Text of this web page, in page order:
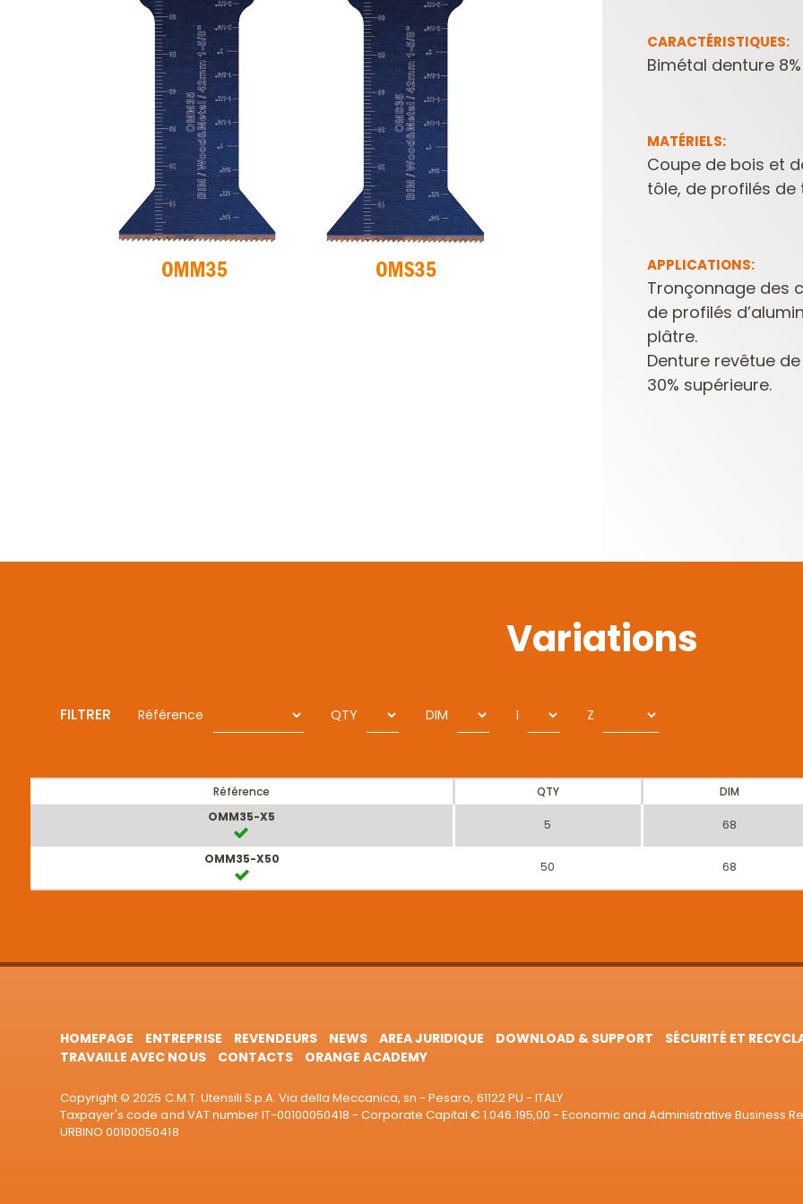
LAMES CIRCULAIRES
CMT CONTRACTOR
TOOLS® - ITK PLUS®
LAMES DE SCIES
PLAQUETTES
RÉVERSIBLES ET
PORTE-OUTILS
COFFRETS DE
CARACTÉRISTIQUES:
Bimétal denture
MATÉRIELS:
Coupe de bois et
tôle, de profilés de
APPLICATIONS:
Tronçonnage des
de profilés
plâtre.
Denture revêtue
30% supérieure.
Variations
FILTRER Référence QTY DIM I Z
Référence QTY
DIM
OMM35-X5
5 68
OMM35-X50
50 68
HOMEPAGE ENTREPRISE REVENDEURS NEWS AREA JURIDIQUE DOWNLOAD & SUPPORT
SÉCURITÉ ET
TRAVAILLE AVEC NOUS
CONTACTS ORANGE ACADEMY
Copyright © 2025 C.M.T. Utensili S.p.A. Via della Meccanica, sn - Pesaro, 61122 PU - ITALY
Taxpayer's code and VAT number IT-00100050418 - Corporate Capital € 1.046.195,00 - Economic and Administrative Business
URBINO 00100050418